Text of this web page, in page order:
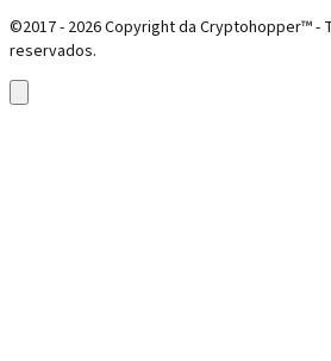
©2017 - 2026 Copyright da Cryptohopper™ -
reservados.